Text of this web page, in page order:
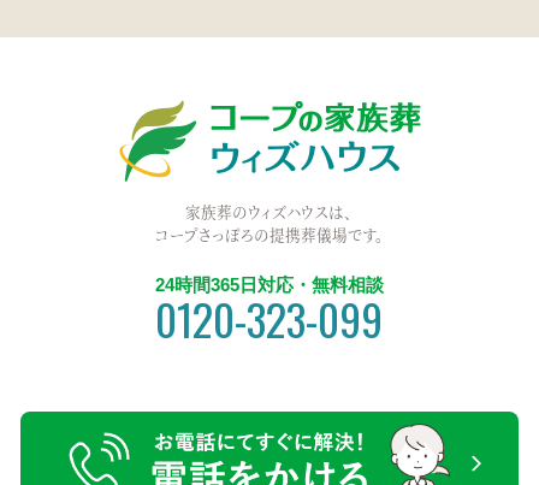
家族葬のウィズハウスは、
コープさっぽろの提携葬儀場です。
24時間365日対応・無料相談
0120-323-099